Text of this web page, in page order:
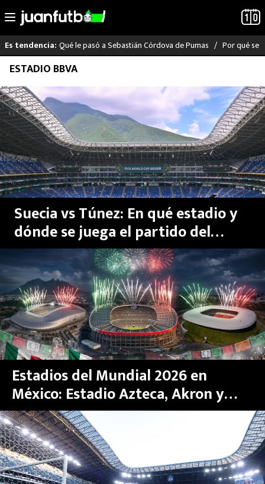
Saltar
contenido
Es tendencia: Qué le pasó a Sebastián Córdova de Pumas Por qué se
LO ÚLTIMO
LIGA MX
RAYADOS
PUMAS
ATLANTE
SELECCIÓN MEXICANA
FUTBOL INTERNACIONAL
MEXICANOS EN EL EXTRANJERO
FUTBOL ESTUFA
FÓRMULA 1
BOXEO
LIGA MX
NFL
ESTADIO BBVA
Suecia vs Túnez: En qué estadio y
dónde se juega el partido del
Mundial 2026
Estadios del Mundial 2026 en
México: Estadio Azteca, Akron y
BBVA